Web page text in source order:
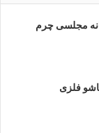
مجلسی چرم
فلزی